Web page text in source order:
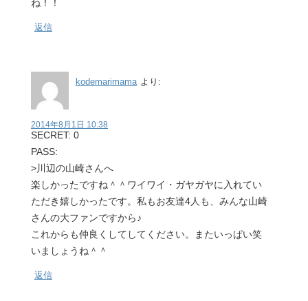
ね！！
返信
kodemarimama より:
2014年8月1日 10:38
SECRET: 0
PASS:
>川辺の山崎さんへ
楽しかったですね＾＾ワイワイ・ガヤガヤに入れてい
ただき嬉しかったです。私もお友達4人も、みんな山崎
さんの大ファンですから♪
これからも仲良くしてしてください。またいっぱい笑
いましょうね＾＾
返信